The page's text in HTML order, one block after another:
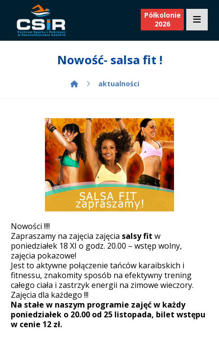
Półkolonie
2026
Nowość- salsa fit !
aktualności
Nowości !!!!
Zapraszamy na zajęcia zajęcia salsy fit w
poniedziałek 18 XI o godz. 20.00 – wstęp wolny,
zajęcia pokazowe!
Jest to aktywne połączenie tańców karaibskich i
fitnessu, znakomity sposób na efektywny trening
całego ciała i zastrzyk energii na zimowe wieczory.
Zajęcia dla każdego !!!
Na stałe w naszym programie zajęć w każdy
poniedziałek o 20.00 od 25 listopada, bilet wstępu
w cenie 12 zł.